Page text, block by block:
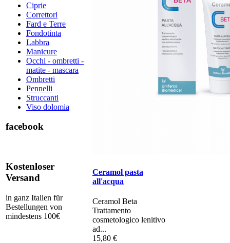
Ciprie
Correttori
Fard e Terre
Fondotinta
Labbra
Manicure
Occhi - ombretti -
matite - mascara
Ombretti
Pennelli
Struccanti
Viso dolomia
facebook
Kostenloser
Versand
in ganz Italien für
Bestellungen von
mindestens 100€
Ceramol pasta
all'acqua
Ceramol Beta ​​
Trattamento
cosmetologico lenitivo
ad...
15,80 €